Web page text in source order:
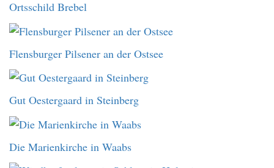
Ortsschild Brebel
Flensburger Pilsener an der Ostsee
Gut Oestergaard in Steinberg
Die Marienkirche in Waabs